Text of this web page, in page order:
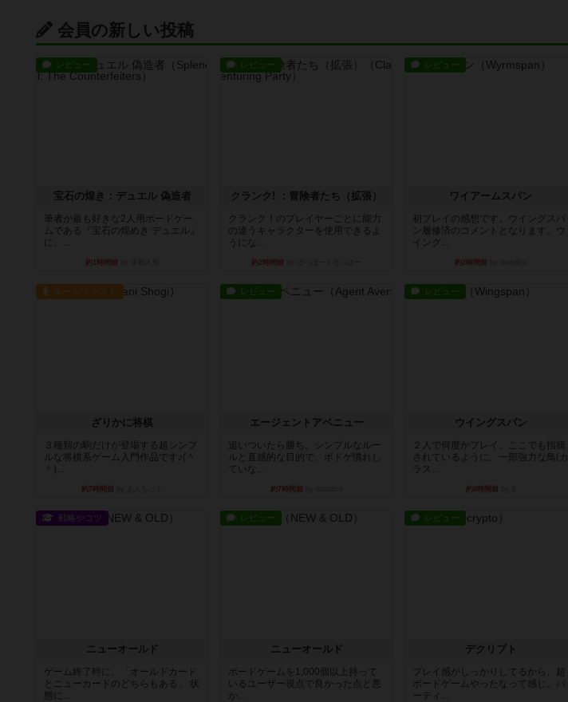
会員の新しい投稿
レビュー
宝石の煌き：デュエル 偽造者
筆者が最も好きな2人用ボードゲー
ムである『宝石の煌めき デュエル』
に、...
約1時間前
レビュー
クランク! ：冒険者たち（拡張）
クランク！のプレイヤーごとに能力
の違うキャラクターを使用できるよ
うにな...
約2時間前
レビュー
ワイアームスパン
初プレイの感想です。ウイングスパ
ン履修済のコメントとなります。ウ
イング...
約2時間前
ルール/インスト
ざりかに将棋
３種類の駒だけが登場する超シンプ
ルな将棋系ゲーム入門作品です♪(＾
＾)...
約7時間前
レビュー
エージェントアベニュー
追いついたら勝ち。シンプルなルー
ルと直感的な目的で、ボドゲ慣れし
ていな...
約7時間前
レビュー
ウイングスパン
２人で何度かプレイ。ここでも指摘
されているように、一部強力な鳥(カ
ラス...
約8時間前
戦略やコツ
ニューオールド
ゲーム終了時に、「オールドカード
とニューカードのどちらもある」 状
態に...
レビュー
ニューオールド
ボードゲームを1,000個以上持って
いるユーザー視点で良かった点と悪
か...
レビュー
デクリプト
プレイ感がしっかりしてるから、超
ボードゲームやったなって感じ。パ
ーティ...